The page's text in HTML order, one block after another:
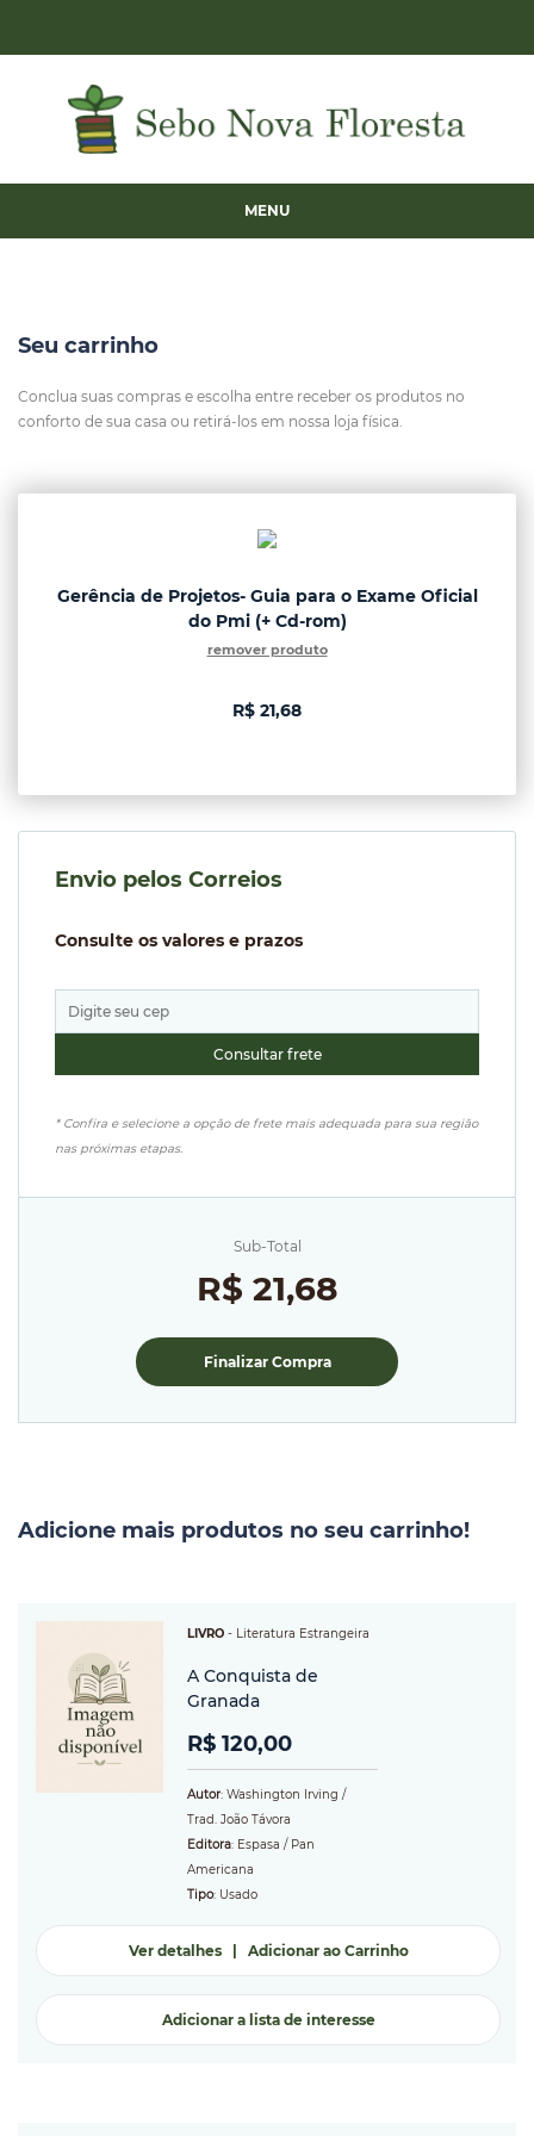
MENU
Seu carrinho
Conclua suas compras e escolha entre receber os produtos no
conforto de sua casa ou retirá-los em nossa loja física.
Gerência de Projetos- Guia para o Exame Oficial
do Pmi (+ Cd-rom)
remover produto
R$ 21,68
Envio pelos Correios
Consulte os valores e prazos
* Confira e selecione a opção de frete mais adequada para sua região
nas próximas etapas.
Sub-Total
R$ 21,68
Finalizar Compra
Adicione mais produtos no seu carrinho!
LIVRO - Literatura Estrangeira
A Conquista de
Granada
R$ 120,00
Autor: Washington Irving /
Trad. João Távora
Editora: Espasa / Pan
Americana
Tipo: Usado
Ver detalhes| Adicionar ao Carrinho
Adicionar a lista de interesse